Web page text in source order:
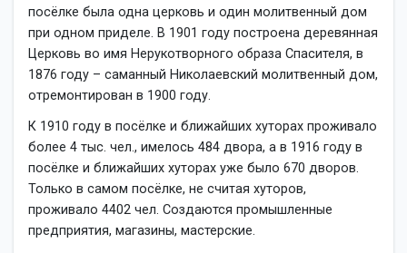
посёлке была одна церковь и один молитвенный дом
при одном приделе. В 1901 году построена деревянная
Церковь во имя Нерукотворного образа Спасителя, в
1876 году – саманный Николаевский молитвенный дом,
отремонтирован в 1900 году.
К 1910 году в посёлке и ближайших хуторах проживало
более 4 тыс. чел., имелось 484 двора, а в 1916 году в
посёлке и ближайших хуторах уже было 670 дворов.
Только в самом посёлке, не считая хуторов,
проживало 4402 чел. Создаются промышленные
предприятия, магазины, мастерские.